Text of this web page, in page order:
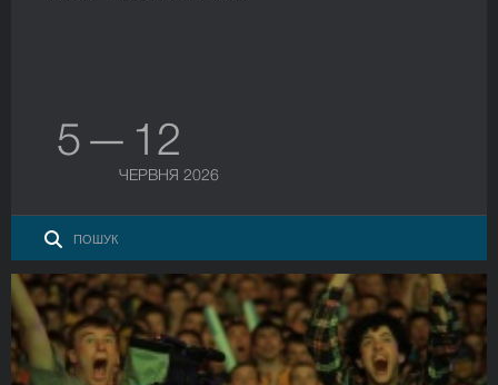
5 — 12
ЧЕРВНЯ 2026